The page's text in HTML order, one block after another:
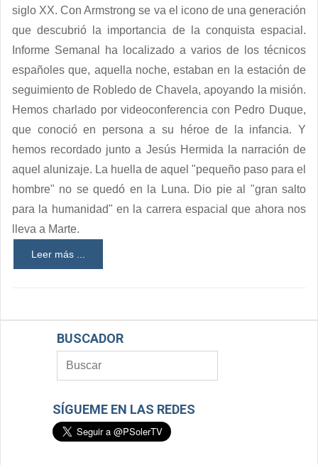
siglo XX. Con Armstrong se va el icono de una generación
que descubrió la importancia de la conquista espacial.
Informe Semanal ha localizado a varios de los técnicos
españoles que, aquella noche, estaban en la estación de
seguimiento de Robledo de Chavela, apoyando la misión.
Hemos charlado por videoconferencia con Pedro Duque,
que conoció en persona a su héroe de la infancia. Y
hemos recordado junto a Jesús Hermida la narración de
aquel alunizaje. La huella de aquel "pequeño paso para el
hombre" no se quedó en la Luna. Dio pie al "gran salto
para la humanidad" en la carrera espacial que ahora nos
lleva a Marte.
Leer más ...
BUSCADOR
SÍGUEME EN LAS REDES